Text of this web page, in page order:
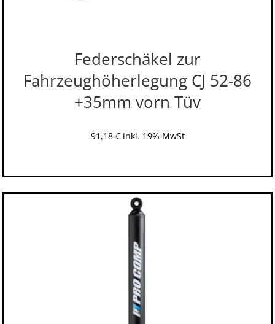
Federschäkel zur
Fahrzeughöherlegung CJ 52-86
+35mm vorn Tüv
91,18 € inkl. 19% MwSt